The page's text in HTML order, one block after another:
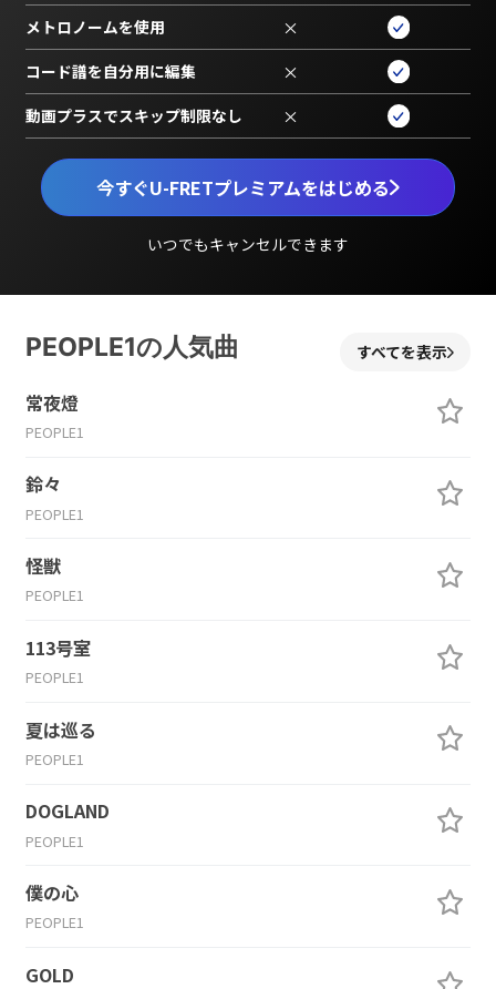
今すぐU-FRETプレミアムをはじめる
いつでもキャンセルできます
メトロノームを使用 ×
コード譜を自分用に編集 ×
動画プラスでスキップ制限なし ×
PEOPLE1の人気曲 すべてを表示
常夜燈
PEOPLE1
鈴々
PEOPLE1
怪獣
PEOPLE1
113号室
PEOPLE1
夏は巡る
PEOPLE1
DOGLAND
PEOPLE1
僕の心
PEOPLE1
GOLD